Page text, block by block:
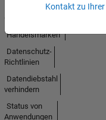
Kontakt zu
Handelsmarken
Datenschutz-
Richtlinien
Datendiebstahl
verhindern
Status von
Anwendungen